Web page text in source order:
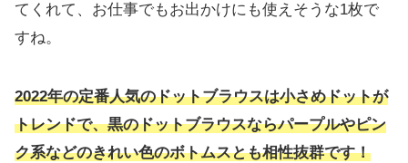
てくれて、お仕事でもお出かけにも使えそうな1枚で
すね。
2022年の定番人気のドットブラウスは小さめドットが
トレンドで、黒のドットブラウスならパープルやピン
ク系などのきれい色のボトムスとも相性抜群です！